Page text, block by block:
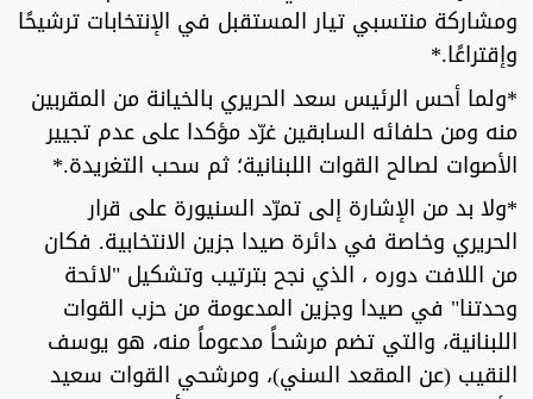
ومشاركة منتسبي تيار المستقبل في الإنتخابات ترشيحًا
وإقتراعًا.*
*ولما أحس الرئيس سعد الحريري بالخيانة من المقربين
منه ومن حلفائه السابقين غرّد مؤكدا على عدم تجيير
الأصوات لصالح القوات اللبنانية؛ ثم سحب التغريدة.*
*ولا بد من الإشارة إلى تمرّد السنيورة على قرار
الحريري وخاصة في دائرة صيدا جزين الانتخابية. فكان
من اللافت دوره ، الذي نجح بترتيب وتشكيل "لائحة
وحدتنا" في صيدا وجزين المدعومة من حزب القوات
اللبنانية، والتي تضم مرشحاً مدعوماً منه، هو يوسف
النقيب (عن المقعد السني)، ومرشحي القوات سعيد